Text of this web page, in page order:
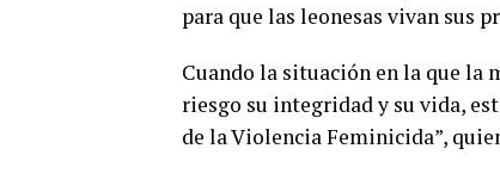
para que las leonesas vivan sus
Cuando la situación en la que la
riesgo su integridad y su vida,
de la Violencia Feminicida”,